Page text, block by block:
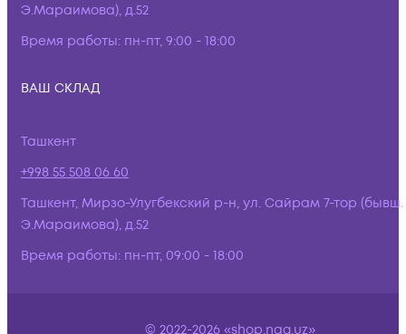
Э.Мараимова), д.52
Время работы: пн-пт, 9:00 - 18:00
ВАШ СКЛАД
Ташкент
+998 55 508 06 60
Ташкент, Мирзо-Улугбекский р-н, ул. Сайрам 7-тор (бывш.
Э.Мараимова), д.52
Время работы: пн-пт, 09:00 - 18:00
© 2022-2026 «shop.nag.uz»